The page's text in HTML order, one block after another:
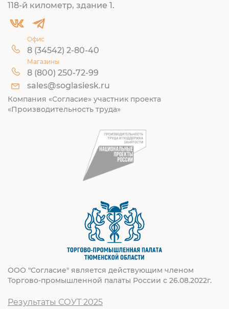
118-й километр, здание 1.
Офис
8 (34542) 2-80-40
Магазины
8 (800) 250-72-99
sales@soglasiesk.ru
Компания «Согласие» участник проекта
«Производительность труда»
ООО "Согласие" является действующим членом
Торгово-промышленной палаты России с 26.08.2022г.
Результаты СОУТ 2025